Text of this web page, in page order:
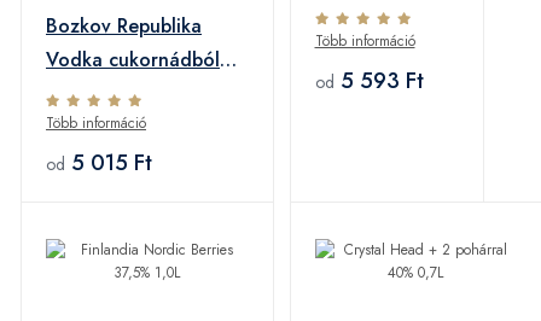
Bozkov Republika
Vodka cukornádból
40% 0,7L
Több információ
od 5 015 Ft
Több információ
od 5 593 Ft